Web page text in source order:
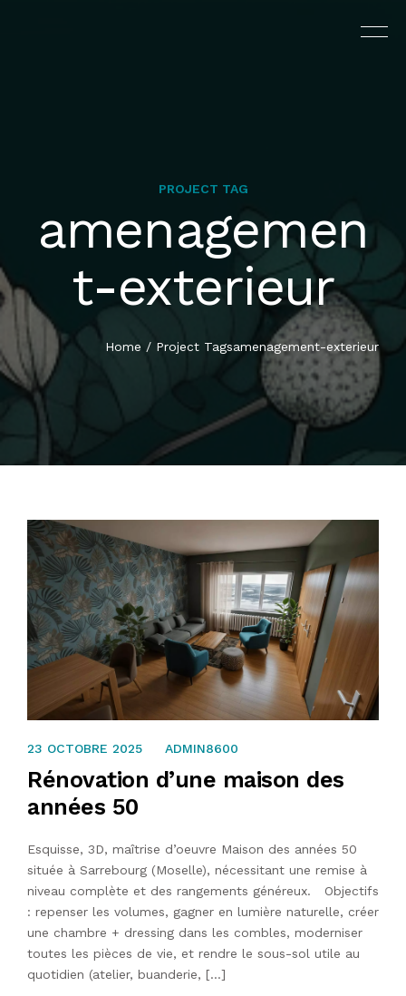
PRESTATIONS
PORTFOLIO
CONTACT
PROJECT TAG
amenagemen
t-exterieur
Home / Project Tagsamenagement-exterieur
23 OCTOBRE 2025
23 OCTOBRE 2025 ADMIN8600
Rénovation d’une maison des
années 50
Esquisse, 3D, maîtrise d’oeuvre Maison des années 50
située à Sarrebourg (Moselle), nécessitant une remise à
niveau complète et des rangements généreux. Objectifs
: repenser les volumes, gagner en lumière naturelle, créer
une chambre + dressing dans les combles, moderniser
toutes les pièces de vie, et rendre le sous-sol utile au
quotidien (atelier, buanderie, […]